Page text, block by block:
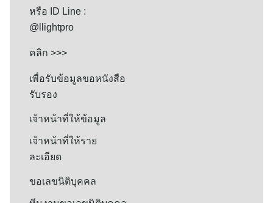
หรือ ID Line :
@llightpro
คลิก >>>
เพื่อรับข้อมูลขอหนังสือ
รับรอง
เจ้าหน้าที่ให้ข้อมูล
เจ้าหน้าที่ให้ราย
ละเอียด
ขอเลขนิติบุคคล